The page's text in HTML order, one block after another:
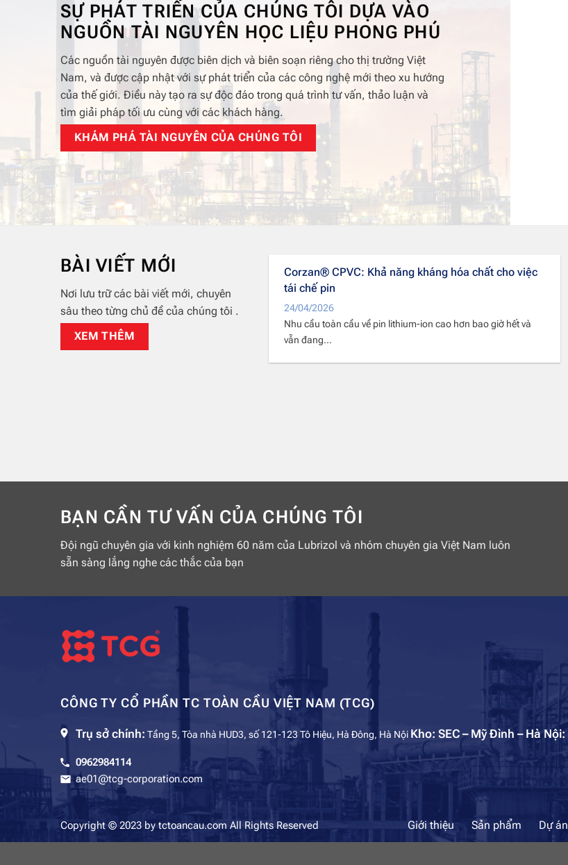
SỰ PHÁT TRIỂN CỦA CHÚNG TÔI DỰA VÀO
NGUỒN TÀI NGUYÊN HỌC LIỆU PHONG PHÚ
Các nguồn tài nguyên được biên dịch và biên soạn riêng cho thị trường Việt
Nam, và được cập nhật với sự phát triển của các công nghệ mới theo xu hướng
của thế giới. Điều này tạo ra sự độc đáo trong quá trình tư vấn, thảo luận và
tìm giải pháp tối ưu cùng với các khách hàng.
KHÁM PHÁ TÀI NGUYÊN CỦA CHÚNG TÔI
BÀI VIẾT MỚI
Nơi lưu trữ các bài viết mới, chuyên
sâu theo từng chủ đề của chúng tôi .
XEM THÊM
Corzan® CPVC: Khả năng kháng hóa chất cho việc
tái chế pin
24/04/2026
Nhu cầu toàn cầu về pin lithium-ion cao hơn bao giờ hết và
vẫn đang...
105/2025/NĐ-CP – ban hành ngày
105/2025/NĐ-CP – ban hành ngày 15/05/2025 – là
BẠN CẦN TƯ VẤN CỦA CHÚNG TÔI
Đội ngũ chuyên gia với kinh nghiệm 60 năm của Lubrizol và nhóm chuyên gia Việt Nam luôn
sẵn sàng lắng nghe các thắc của bạn
CÔNG TY CỔ PHẦN TC TOÀN CẦU VIỆT NAM (TCG)
Trụ sở chính: Tầng 5, Tòa nhà HUD3, số 121-123 Tô Hiệu, Hà Đông, Hà Nội Kho: SEC – Mỹ Đình – Hà Nội:
0962984114
ae01@tcg-corporation.com
Copyright © 2023 by tctoancau.com All Rights Reserved Giới thiệu Sản phẩm Dự án